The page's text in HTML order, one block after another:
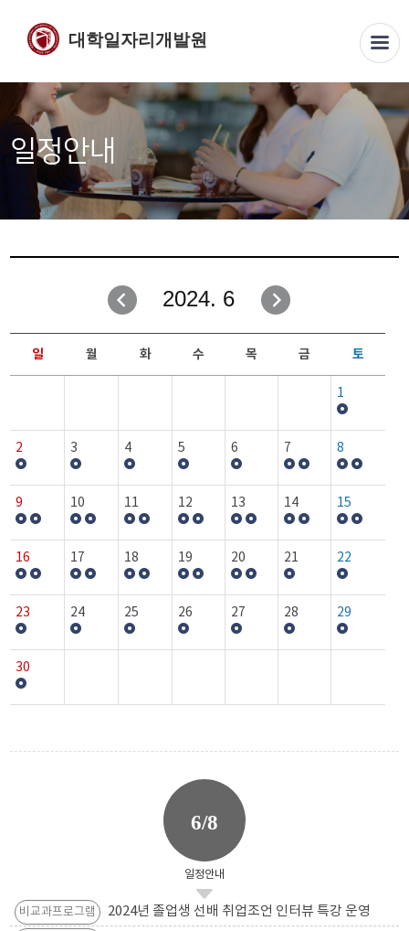
대학일자리개발원
일정안내
2024. 6
일 월 화 수 목 금 토
1
2 3 4 5 6 7 8
9 10 11 12 13 14 15
16 17 18 19 20 21 22
23 24 25 26 27 28 29
30
6/8
일정안내
비교과프로그램 2024년 졸업생 선배 취업조언 인터뷰 특강 운영